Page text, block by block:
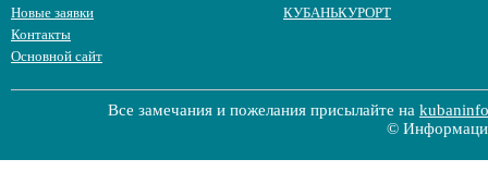
Новые заявки
Контакты
Основной сайт
КУБАНЬКУРОРТ
Все замечания и пожелания присылайте на
©